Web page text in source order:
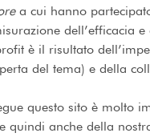
a cui hanno
dell’efficacia
è il risultato
del tema) e della
questo sito è molto
quindi anche della